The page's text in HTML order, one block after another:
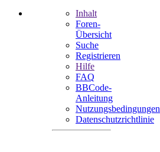
Inhalt
Foren-
Übersicht
Suche
Registrieren
Hilfe
FAQ
BBCode-
Anleitung
Nutzungsbedingungen
Datenschutzrichtlinie